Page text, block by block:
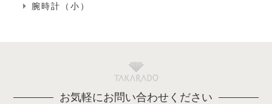
腕時計（小）
お気軽にお問い合わせください